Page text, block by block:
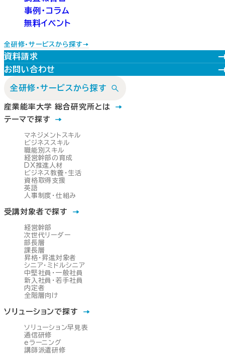
事例・コラム
無料イベント
全研修・サービスから探す
資料請求
お問い合わせ
全研修・サービスから探す
産業能率大学 総合研究所とは
テーマで探す
マネジメントスキル
ビジネススキル
職能別スキル
経営幹部の育成
DX推進人材
ビジネス教養・生活
資格取得支援
英語
人事制度・仕組み
受講対象者で探す
経営幹部
次世代リーダー
部長層
課長層
昇格・昇進対象者
シニア・ミドルシニア
中堅社員・一般社員
新入社員・若手社員
内定者
全階層向け
ソリューションで探す
ソリューション早見表
通信研修
eラーニング
講師派遣研修